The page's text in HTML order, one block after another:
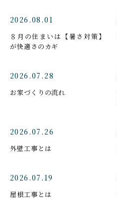
2026.08.01
８月の住まいは【暑さ対策】
が快適さのカギ
2026.07.28
お家づくりの流れ
2026.07.26
外壁工事とは
2026.07.19
屋根工事とは